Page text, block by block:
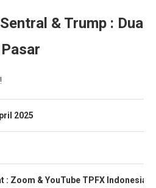
& Trump : Dua
2025
: Zoom & YouTube TPFX Indonesia